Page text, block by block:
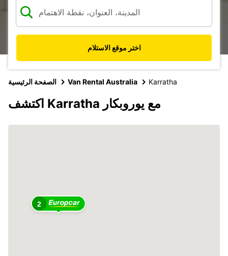
اختر موقع الاستلام
الصفحة الرئيسية Van Rental Australia Karratha
اكتشف Karratha مع يوروبكار
2